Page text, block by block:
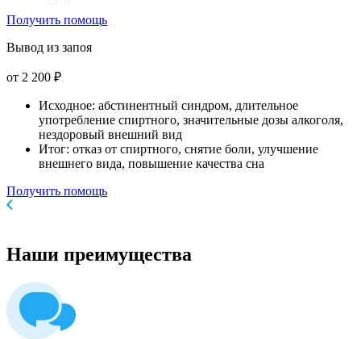
Получить помощь
Вывод из запоя
от 2 200 ₽
Исходное: абстинентный синдром, длительное
употребление спиртного, значительные дозы алкоголя,
нездоровый внешний вид
Итог: отказ от спиртного, снятие боли, улучшение
внешнего вида, повышение качества сна
Получить помощь
Наши преимущества